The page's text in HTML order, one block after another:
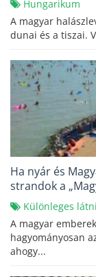
Hungarikum
A magyar
dunai és a tiszai.
Ha nyár és
strandok a
Különleges
A magyar
hagyományosan
ahogy...